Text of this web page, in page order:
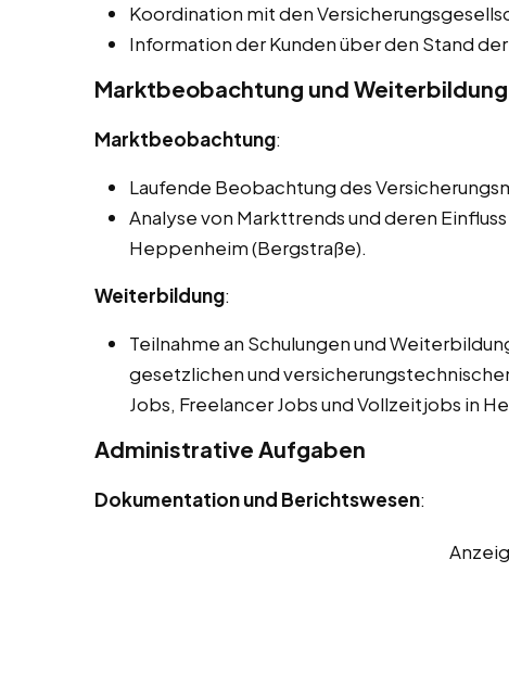
Koordination mit den
Information der Kunden über den Stand
Marktbeobachtung und Weiterbildung
Marktbeobachtung:
Laufende Beobachtung des
Analyse von Markttrends und deren
Heppenheim (Bergstraße).
Weiterbildung:
Teilnahme an Schulungen und
gesetzlichen und
Jobs, Freelancer Jobs und Vollzeitjobs in
Administrative Aufgaben
Dokumentation und Berichtswesen: